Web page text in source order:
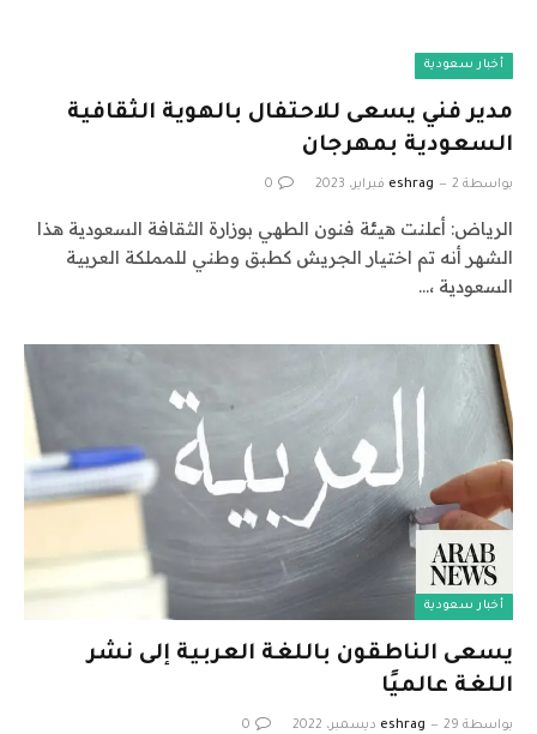
أخبار سعودية
مدير فني يسعى للاحتفال بالهوية الثقافية
السعودية بمهرجان
بواسطة eshrag 2 فبراير، 2023 0
الرياض: أعلنت هيئة فنون الطهي بوزارة الثقافة السعودية هذا
الشهر أنه تم اختيار الجريش كطبق وطني للمملكة العربية
السعودية ،…
أخبار سعودية
يسعى الناطقون باللغة العربية إلى نشر
اللغة عالميًا
بواسطة eshrag 29 ديسمبر، 2022 0